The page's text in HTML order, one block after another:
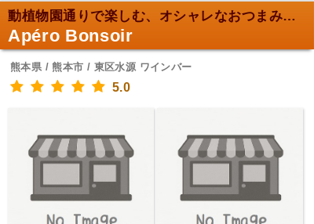
動植物園通りで楽しむ、オシャレなおつまみとワイン
Apéro Bonsoir
熊本県 / 熊本市 / 東区水源 ワインバー
5.0